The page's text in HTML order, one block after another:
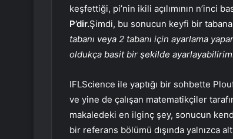
keşfettiği, pi’nin ikili açılımının n’inci
P’dir.Şimdi, bu sonucun keyfi bir
tabanı veya 2 tabanı için ayarlama
oldukça basit bir şekilde
IFLScience ile yaptığı bir sohbette
ve yine de çalışan matematikçiler
makaledeki en ilginç şey, sonucun
bir referans bölümü dışında yalnızca